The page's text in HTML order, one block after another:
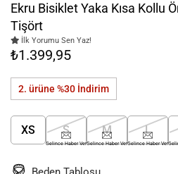
Ekru Bisiklet Yaka Kısa Kollu
Tişört
İlk Yorumu Sen Yaz!
₺1.399,95
2. ürüne %30 İndirim
XS S
Gelince Haber Ver
M
Gelince Haber Ver
L
Gelince Haber Ver